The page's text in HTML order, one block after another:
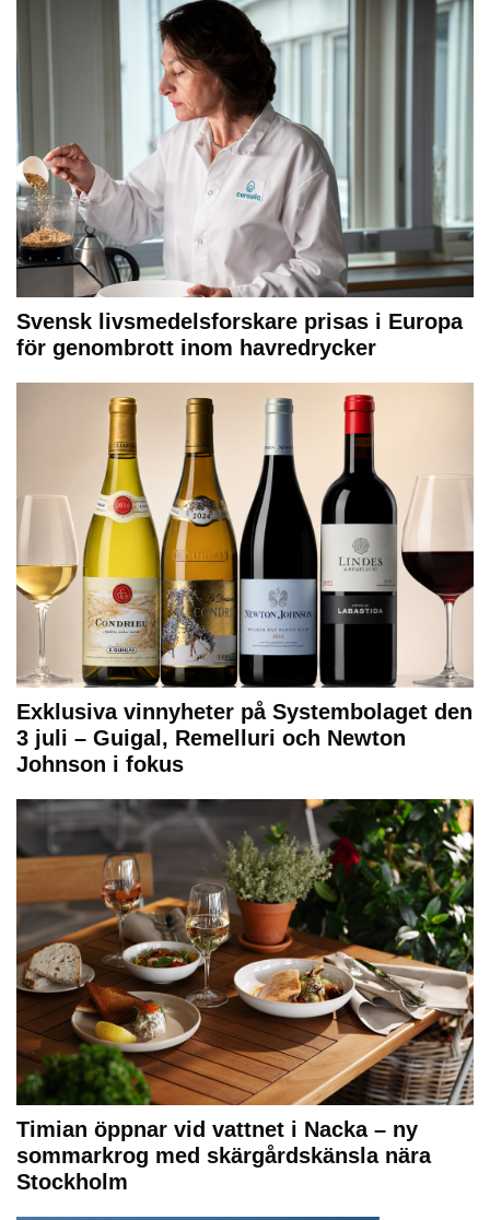
Svensk livsmedelsforskare prisas i Europa
för genombrott inom havredrycker
Exklusiva vinnyheter på Systembolaget den
3 juli – Guigal, Remelluri och Newton
Johnson i fokus
Timian öppnar vid vattnet i Nacka – ny
sommarkrog med skärgårdskänsla nära
Stockholm